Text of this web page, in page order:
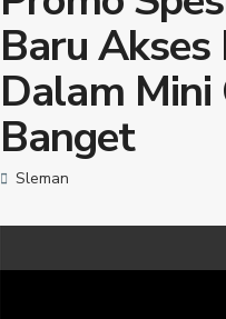
Baru
Dalam Mini
Banget
Sleman